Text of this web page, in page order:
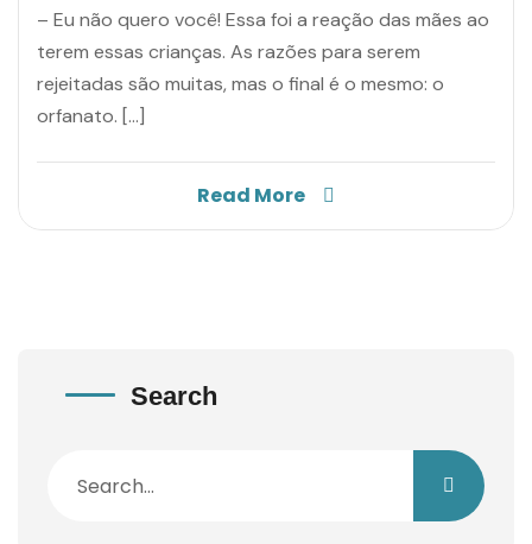
– Eu não quero você! Essa foi a reação das mães ao
terem essas crianças. As razões para serem
rejeitadas são muitas, mas o final é o mesmo: o
orfanato. […]
Read More
Search